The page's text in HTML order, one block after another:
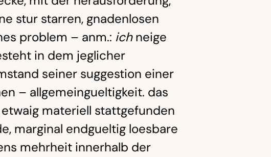
stur starren, gnadenlosen
problem – anm.: ichneige
in dem jeglicher
seiner suggestion einer
– allgemeingueltigkeit. das
materiell stattgefunden
marginal endgueltig loesbare
mehrheit innerhalb der